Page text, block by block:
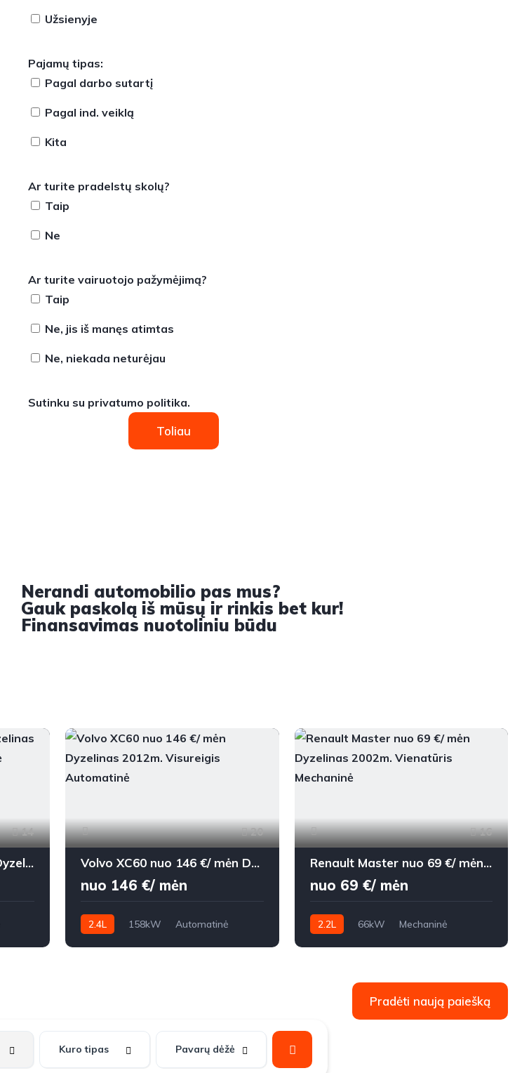
Užsienyje
Pajamų tipas:
Pagal darbo sutartį
Pagal ind. veiklą
Kita
Ar turite pradelstų skolų?
Taip
Ne
Ar turite vairuotojo pažymėjimą?
Taip
Ne, jis iš manęs atimtas
Ne, niekada neturėjau
Sutinku su privatumo politika.
Toliau
Nerandi automobilio pas mus?
Gauk paskolą iš mūsų ir rinkis bet kur!
Finansavimas nuotoliniu būdu
14
Audi Q7 nuo 150 €/ mėn Dyzelinas 2008m. Visureigis Automatinė
20
Volvo XC60 nuo 146 €/ mėn Dyzelinas 2012m. Visureigis Automatinė
nuo 146 €/ mėn
2.4L 158kW
Automatinė
16
Renault Master nuo 69 €/ mėn Dyzelinas 2002m. Vienatūris Mechaninė
nuo 69 €/ mėn
2.2L 66kW
Mechaninė
Pradėti naują paiešką